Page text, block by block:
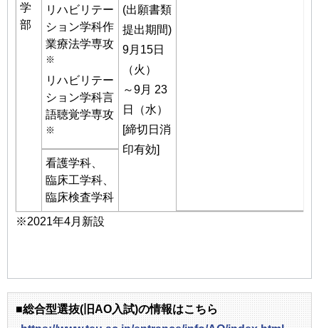
(出願書類
提出期間)
9月15日
（火）
～9月 23
日（水）
[締切日消
印有効]
学
部
リハビリテー
ション学科作
業療法学専攻
※
リハビリテー
ション学科言
語聴覚学専攻
※
看護学科、
臨床工学科、
臨床検査学科
※2021年4月新設
■総合型選抜(旧AO入試)の情報はこちら